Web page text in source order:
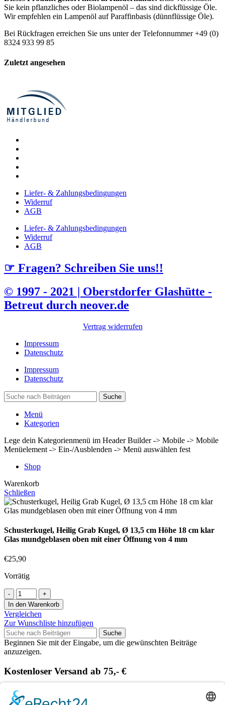
Sie kein pflanzliches oder Biolampenöl – das sind dickflüssige Öle.
Wir empfehlen ein Lampenöl auf Paraffinbasis (dünnflüssige Öle).
Bei Rückfragen erreichen Sie uns unter der Telefonnummer +49 (0)
8324 933 99 85
Zuletzt angesehen
Liefer- & Zahlungsbedingungen
Widerruf
AGB
Liefer- & Zahlungsbedingungen
Widerruf
AGB
☞ Fragen? Schreiben Sie uns!!
© 1997 - 2021 | Oberstdorfer Glashütte -
Betreut durch neover.de
Vertrag widerrufen
Impressum
Datenschutz
Impressum
Datenschutz
Suche
Menü
Kategorien
Lege dein Kategorienmenü im Header Builder -> Mobile -> Mobile
Menüelement -> Ein-/Ausblenden -> Menü auswählen fest
Shop
Warenkorb
Schließen
Schusterkugel, Heilig Grab Kugel, Ø 13,5 cm Höhe 18 cm klar
Glas mundgeblasen oben mit einer Öffnung von 4 mm
€25,90
Vorrätig
Schusterkugel,
Heilig
Grab
Kugel,
Ø
13,5
cm
Höhe
cm
klar
Glas
mundgeblasen
In den Warenkorb
Vergleichen
Zur Wunschliste hinzufügen
Suche
Beginnen Sie mit der Eingabe, um die gewünschten Beiträge
anzuzeigen.
Kostenloser Versand ab 75,- €
Handgefertigt in Europa